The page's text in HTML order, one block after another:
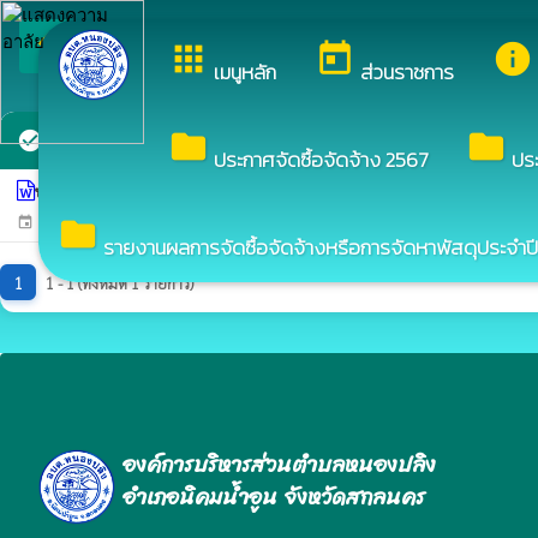
apps เมนูหลัก today ส่วนราชการ info
folder ประกาศจัดซื้อจัดจ้าง 2567 folder ป
folder รายงานผลการจัดซื้อจัดจ้างหรือการจัดหาพัสดุประจำปี
arrow_back_ios กลับเมนูหลัก ยินดีต้อนรับสู่เว็บไซต์ของ อง
check_circleนโยบายคุ้มครองข้อมูลส่วนบุคคล
ประกาศนโยบายคุ้มครองข้อมูลส่วนบุคคล
event 2 มีนาคม 2566
1 1 - 1 (ทั้งหมด 1 รายการ)
องค์การบริหารส่วนตำบลหนองปลิง
อำเภอนิคมน้ำอูน จังหวัดสกลนคร